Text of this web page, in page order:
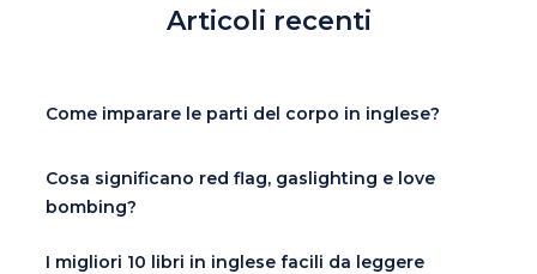
Articoli recenti
Come imparare le parti del corpo in inglese?
Cosa significano red flag, gaslighting e love
bombing?
I migliori 10 libri in inglese facili da leggere